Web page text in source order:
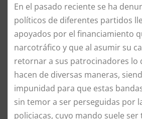
En el pasado reciente se ha
políticos de diferentes partidos
apoyados por el financiamiento
narcotráfico y que al asumir su
retornar a sus patrocinadores lo
hacen de diversas maneras,
impunidad para que estas
sin temor a ser perseguidas por
policiacas, cuyo mando suele